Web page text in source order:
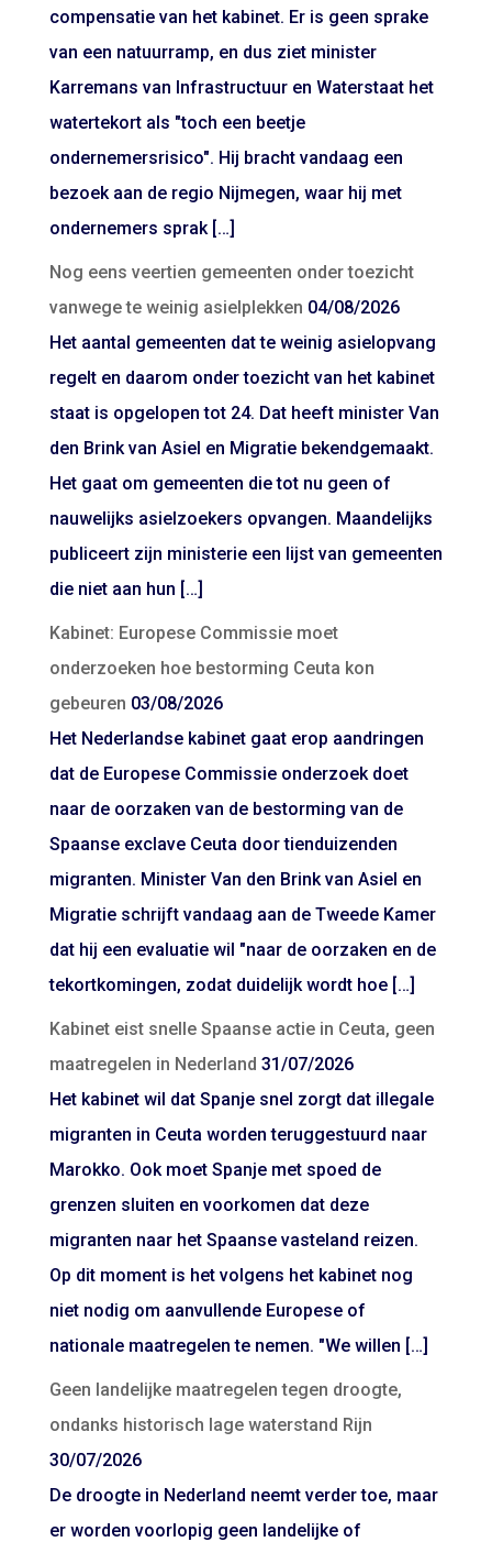
compensatie van het kabinet. Er is geen sprake
van een natuurramp, en dus ziet minister
Karremans van Infrastructuur en Waterstaat het
watertekort als "toch een beetje
ondernemersrisico". Hij bracht vandaag een
bezoek aan de regio Nijmegen, waar hij met
ondernemers sprak […]
Nog eens veertien gemeenten onder toezicht
vanwege te weinig asielplekken 04/08/2026
Het aantal gemeenten dat te weinig asielopvang
regelt en daarom onder toezicht van het kabinet
staat is opgelopen tot 24. Dat heeft minister Van
den Brink van Asiel en Migratie bekendgemaakt.
Het gaat om gemeenten die tot nu geen of
nauwelijks asielzoekers opvangen. Maandelijks
publiceert zijn ministerie een lijst van gemeenten
die niet aan hun […]
Kabinet: Europese Commissie moet
onderzoeken hoe bestorming Ceuta kon
gebeuren 03/08/2026
Het Nederlandse kabinet gaat erop aandringen
dat de Europese Commissie onderzoek doet
naar de oorzaken van de bestorming van de
Spaanse exclave Ceuta door tienduizenden
migranten. Minister Van den Brink van Asiel en
Migratie schrijft vandaag aan de Tweede Kamer
dat hij een evaluatie wil "naar de oorzaken en de
tekortkomingen, zodat duidelijk wordt hoe […]
Kabinet eist snelle Spaanse actie in Ceuta, geen
maatregelen in Nederland 31/07/2026
Het kabinet wil dat Spanje snel zorgt dat illegale
migranten in Ceuta worden teruggestuurd naar
Marokko. Ook moet Spanje met spoed de
grenzen sluiten en voorkomen dat deze
migranten naar het Spaanse vasteland reizen.
Op dit moment is het volgens het kabinet nog
niet nodig om aanvullende Europese of
nationale maatregelen te nemen. "We willen […]
Geen landelijke maatregelen tegen droogte,
ondanks historisch lage waterstand Rijn
30/07/2026
De droogte in Nederland neemt verder toe, maar
er worden voorlopig geen landelijke of